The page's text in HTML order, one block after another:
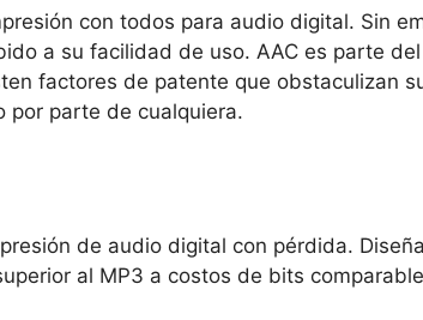
con todos para audio digital. Sin
a su facilidad de uso. AAC es parte
factores de patente que obstaculizan
por parte de cualquiera.
de audio digital con pérdida.
al MP3 a costos de bits